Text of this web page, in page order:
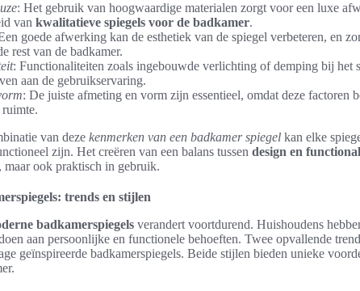
: Het gebruik van hoogwaardige materialen zorgt voor een luxe
van kwalitatieve spiegels voor de badkamer.
goede afwerking kan de esthetiek van de spiegel verbeteren, en
rest van de badkamer.
: Functionaliteiten zoals ingebouwde verlichting of demping bij het
aan de gebruikservaring.
: De juiste afmeting en vorm zijn essentieel, omdat deze factoren
van deze kenmerken van een badkamer spiegel kan elke
zijn. Het creëren van een balans tussen design en
maar ook praktisch in gebruik.
trends en stijlen
badkamerspiegels verandert voortdurend. Huishoudens
aan persoonlijke en functionele behoeften. Twee opvallende
geïnspireerde badkamerspiegels. Beide stijlen bieden unieke